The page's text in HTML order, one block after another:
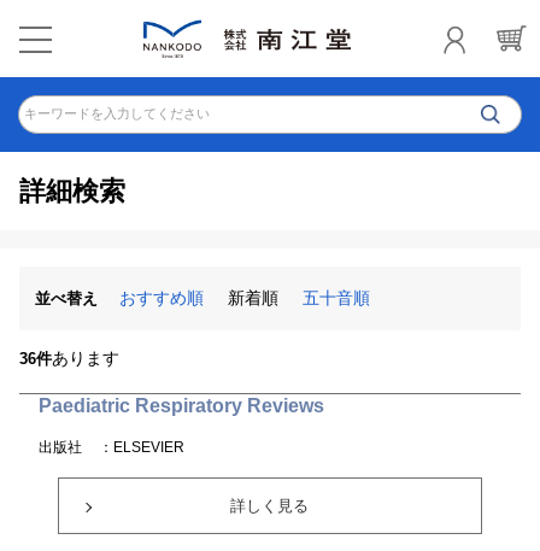
キーワードを入力してください
詳細検索
並べ替え おすすめ順 新着順 五十音順
36件あります
Paediatric Respiratory Reviews
出版社 ：ELSEVIER
詳しく見る